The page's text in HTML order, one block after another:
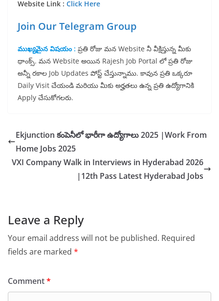
Website Link : Click Here
Join Our Telegram Group
ముఖ్యమైన విషయం : ప్రతి రోజు మన Website నీ వీక్షిస్తున్న మీకు
థాంక్స్. మన Website అయిన Rajesh Job Portal లో ప్రతి రోజు
అన్నీ రకాల Job Updates పోస్ట్ చేస్తున్నాము. కావున ప్రతి ఒక్కరూ
Daily Visit చేయండి మరియు మీకు అర్హతలు ఉన్న ప్రతి ఉద్యోగానికి
Apply చేసుకోగలరు.
Ekjunction కంపెనీలో భారీగా ఉద్యోగాలు 2025 |Work From
Home Jobs 2025
VXI Company Walk in Interviews in Hyderabad 2026
|12th Pass Latest Hyderabad Jobs
Leave a Reply
Your email address will not be published. Required
fields are marked *
Comment*